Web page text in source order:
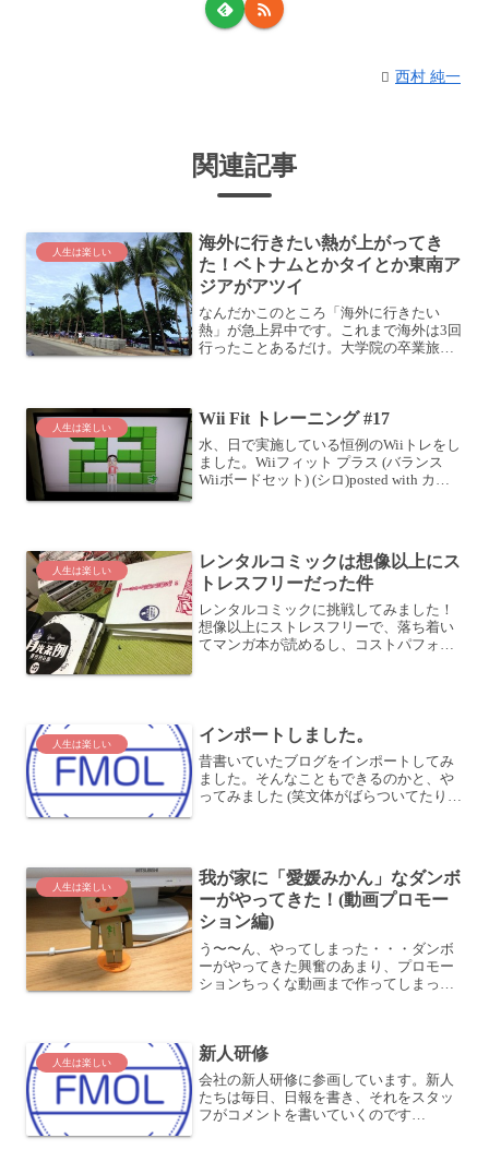
西村 純一
関連記事
人生は楽しい
海外に行きたい熱が上がってき
た！ベトナムとかタイとか東南ア
ジアがアツイ
なんだかこのところ「海外に行きたい
熱」が急上昇中です。これまで海外は3回
行ったことあるだけ。大学院の卒業旅行
ーでタイに行き...
人生は楽しい Wii Fit トレーニング #17
水、日で実施している恒例のWiiトレをし
ました。Wiiフィット プラス (バランス
Wiiボードセット) (シロ)posted with カエ
人生は楽しい
レンタルコミックは想像以上にス
トレスフリーだった件
レンタルコミックに挑戦してみました！
想像以上にストレスフリーで、落ち着い
てマンガ本が読めるし、コストパフォー
人生は楽しい インポートしました。
昔書いていたブログをインポートしてみ
ました。そんなこともできるのかと、や
ってみました (笑文体がばらついてたり、
人生は楽しい
我が家に「愛媛みかん」なダンボ
ーがやってきた！(動画プロモー
ション編)
う〜〜ん、やってしまった・・・ダンボ
ーがやってきた興奮のあまり、プロモー
ションちっくな動画まで作ってしまった
の動画の元になっています。い...
人生は楽しい 新人研修
会社の新人研修に参画しています。新人
たちは毎日、日報を書き、それをスタッ
フがコメントを書いていくのです